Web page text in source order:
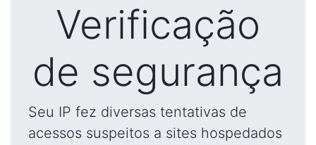
Verificação
de segurança
Seu IP fez diversas tentativas de
acessos suspeitos a sites hospedados